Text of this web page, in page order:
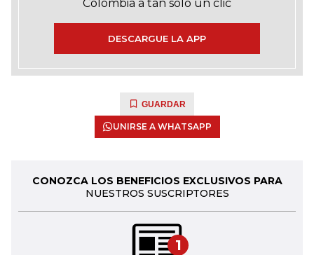
Colombia a tan solo un clic
DESCARGUE LA APP
GUARDAR
UNIRSE A WHATSAPP
CONOZCA LOS BENEFICIOS EXCLUSIVOS PARA
NUESTROS SUSCRIPTORES
1